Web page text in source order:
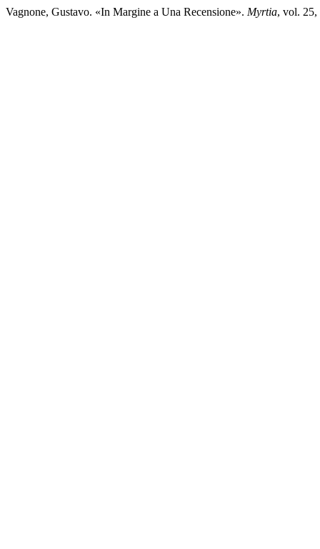
Vagnone, Gustavo. «In Margine a Una Recensione». Myrtia, vol. 25,